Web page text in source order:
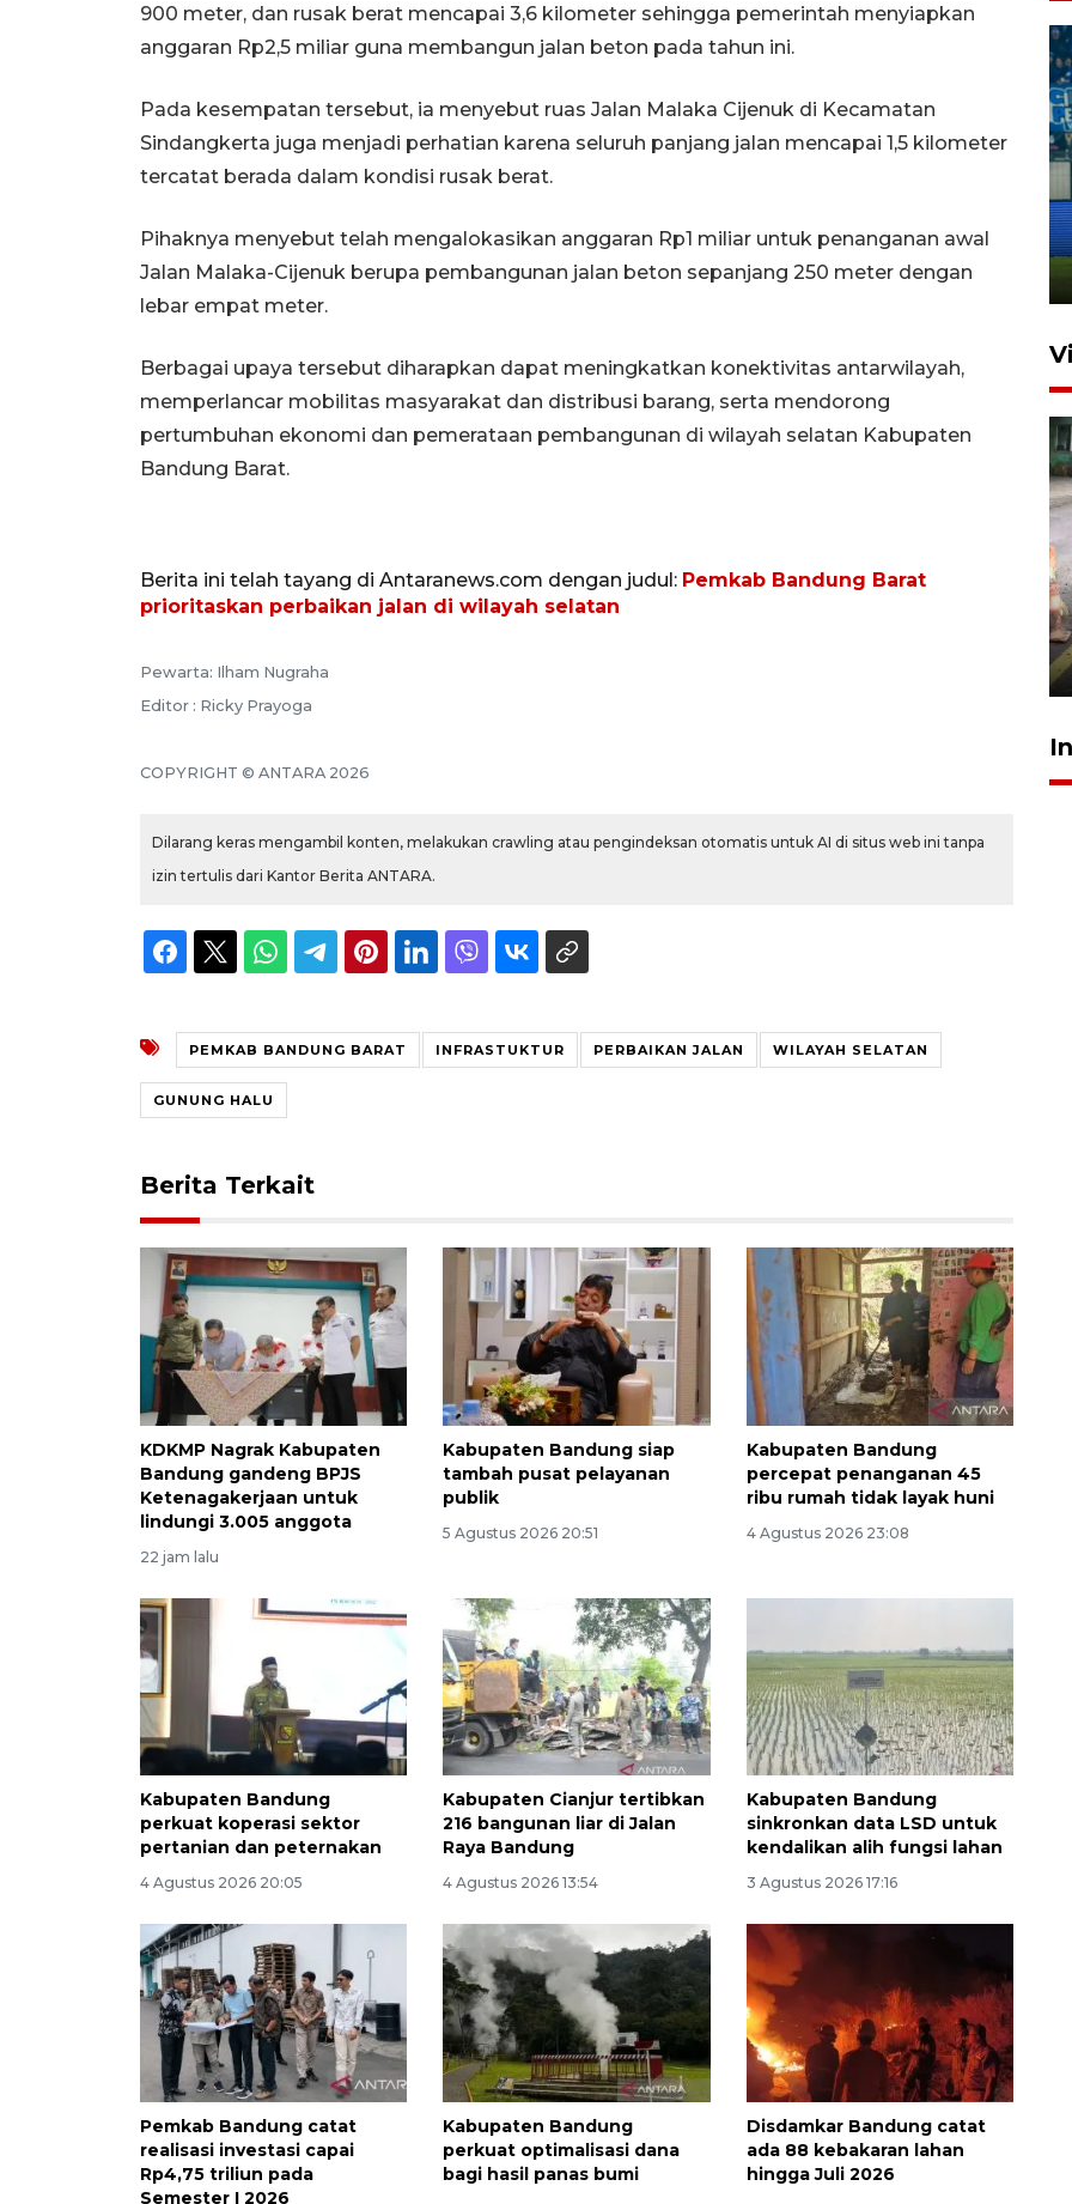
900 meter, dan rusak berat mencapai 3,6 kilometer sehingga pemerintah menyiapkan
anggaran Rp2,5 miliar guna membangun jalan beton pada tahun ini.
Pada kesempatan tersebut, ia menyebut ruas Jalan Malaka Cijenuk di Kecamatan
Sindangkerta juga menjadi perhatian karena seluruh panjang jalan mencapai 1,5 kilometer
tercatat berada dalam kondisi rusak berat.
Pihaknya menyebut telah mengalokasikan anggaran Rp1 miliar untuk penanganan awal
Jalan Malaka-Cijenuk berupa pembangunan jalan beton sepanjang 250 meter dengan
lebar empat meter.
Berbagai upaya tersebut diharapkan dapat meningkatkan konektivitas antarwilayah,
memperlancar mobilitas masyarakat dan distribusi barang, serta mendorong
pertumbuhan ekonomi dan pemerataan pembangunan di wilayah selatan Kabupaten
Bandung Barat.
Berita ini telah tayang di Antaranews.com dengan judul: Pemkab Bandung Barat
prioritaskan perbaikan jalan di wilayah selatan
Pewarta: Ilham Nugraha
Editor : Ricky Prayoga
COPYRIGHT © ANTARA 2026
Dilarang keras mengambil konten, melakukan crawling atau pengindeksan otomatis untuk AI di situs web ini tanpa
izin tertulis dari Kantor Berita ANTARA.
PEMKAB BANDUNG BARAT INFRASTUKTUR PERBAIKAN JALAN WILAYAH SELATAN
GUNUNG HALU
Berita Terkait
KDKMP Nagrak Kabupaten
Bandung gandeng BPJS
Ketenagakerjaan untuk
lindungi 3.005 anggota
22 jam lalu
Kabupaten Bandung siap
tambah pusat pelayanan
publik
5 Agustus 2026 20:51
Kabupaten Bandung
percepat penanganan 45
ribu rumah tidak layak huni
4 Agustus 2026 23:08
Kabupaten Bandung
perkuat koperasi sektor
pertanian dan peternakan
4 Agustus 2026 20:05
Kabupaten Cianjur tertibkan
216 bangunan liar di Jalan
Raya Bandung
4 Agustus 2026 13:54
Kabupaten Bandung
sinkronkan data LSD untuk
kendalikan alih fungsi lahan
3 Agustus 2026 17:16
Pemkab Bandung catat
realisasi investasi capai
Rp4,75 triliun pada
Semester I 2026
Kabupaten Bandung
perkuat optimalisasi dana
bagi hasil panas bumi
Disdamkar Bandung catat
ada 88 kebakaran lahan
hingga Juli 2026
Balikpapan
31 Juli 2026 18:01
Pigai: Penangkapan begal
Ekspedisi Rupiah Berdaulat
2026 sambangi Papua
2026-08-06 13:15:00